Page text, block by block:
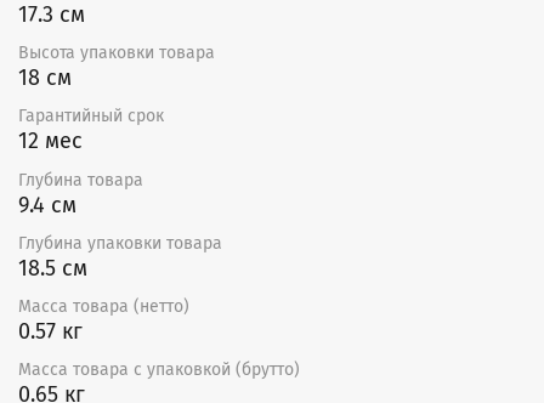
Экологичный ABS-пластик не изменяет цвет на
протяжении всего времени службы прибора,
сохраняя первоначальный вид оборудования.
Тяговый выключатель
Наличие тягового выключателя позволяет
контролируя время и эффективность работы
вентилятора.
Для управления вытяжным вентилятором со
смартфона и настройки работы по расписанию
необходимо подключить его через умный
выключатель или реле Hommyn! при необходимости
17.3 см
Высота упаковки товара
18 см
Гарантийный срок
12 мес
Глубина товара
9.4 см
Глубина упаковки товара
18.5 см
Масса товара (нетто)
0.57 кг
Масса товара с упаковкой (брутто)
0.65 кг